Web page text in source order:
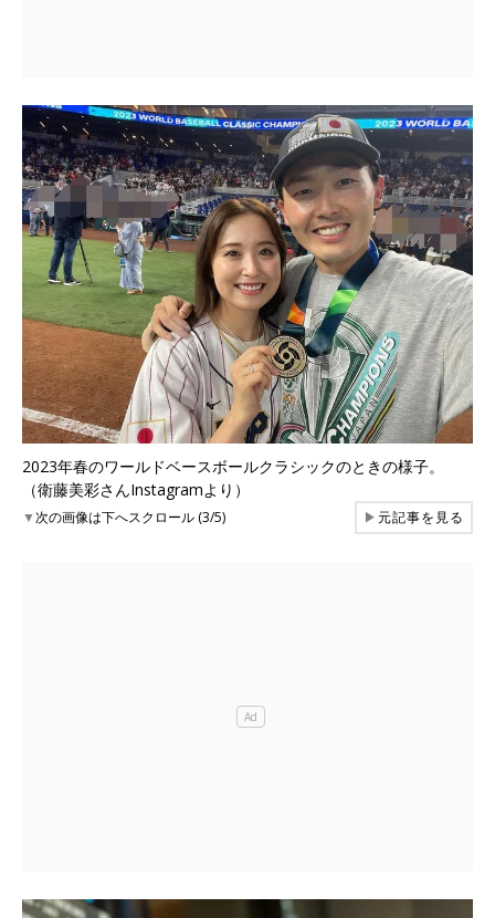
2023年春のワールドベースボールクラシックのときの様子。
（衛藤美彩さんInstagramより）
▼次の画像は下へスクロール (3/5) ▶元記事を見る